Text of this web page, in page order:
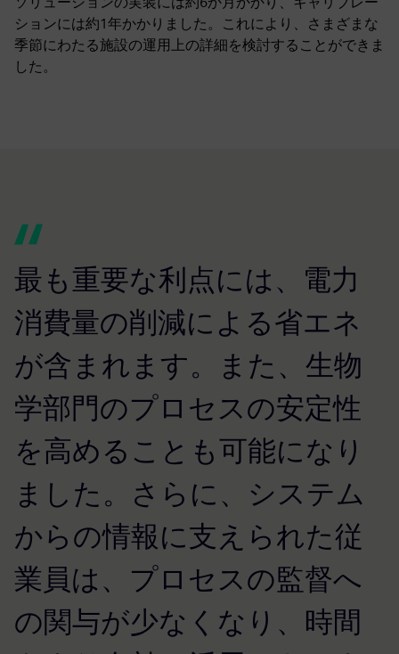
ションには約1年かかりました。これにより、さまざまな
季節にわたる施設の運用上の詳細を検討することができま
した。
最も重要な利点には、電力
消費量の削減による省エネ
が含まれます。また、生物
学部門のプロセスの安定性
を高めることも可能になり
ました。さらに、システム
からの情報に支えられた従
業員は、プロセスの監督へ
の関与が少なくなり、時間